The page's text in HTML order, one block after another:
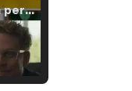
Tráiler 'Vida perra' (2026)